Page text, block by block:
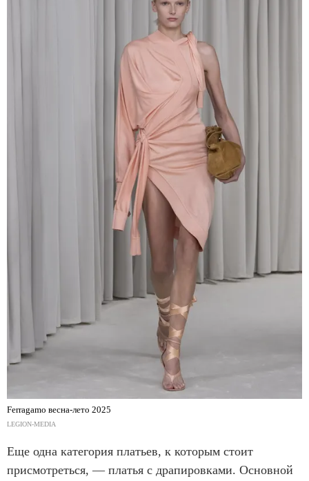
Ferragamo весна-лето 2025
LEGION-MEDIA
Еще одна категория платьев, к которым стоит
присмотреться, — платья с драпировками. Основной